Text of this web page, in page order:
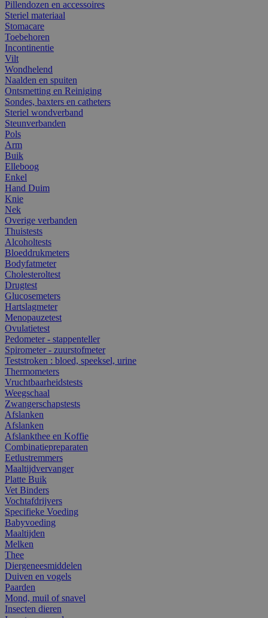
Pillendozen en accessoires
Steriel materiaal
Stomacare
Toebehoren
Incontinentie
Vilt
Wondhelend
Naalden en spuiten
Ontsmetting en Reiniging
Sondes, baxters en catheters
Steriel wondverband
Steunverbanden
Pols
Arm
Buik
Elleboog
Enkel
Hand Duim
Knie
Nek
Overige verbanden
Thuistests
Alcoholtests
Bloeddrukmeters
Bodyfatmeter
Cholesteroltest
Drugtest
Glucosemeters
Hartslagmeter
Menopauzetest
Ovulatietest
Pedometer - stappenteller
Spirometer - zuurstofmeter
Teststroken : bloed, speeksel, urine
Thermometers
Vruchtbaarheidstests
Weegschaal
Zwangerschapstests
Afslanken
Afslanken
Afslankthee en Koffie
Combinatiepreparaten
Eetlustremmers
Maaltijdvervanger
Platte Buik
Vet Binders
Vochtafdrijvers
Specifieke Voeding
Babyvoeding
Maaltijden
Melken
Thee
Diergeneesmiddelen
Duiven en vogels
Paarden
Mond, muil of snavel
Insecten dieren